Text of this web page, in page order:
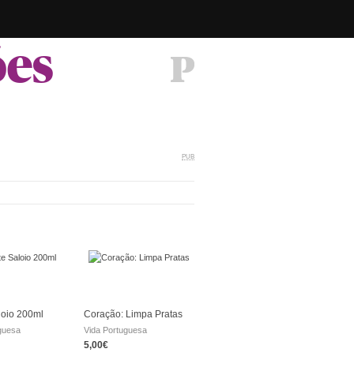
PUB
200ml Coração: Limpa Pratas
Vida Portuguesa
5,00€